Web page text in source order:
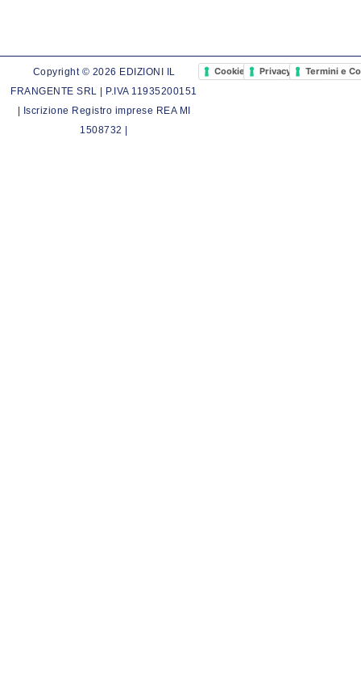
Copyright © 2026 EDIZIONI IL
FRANGENTE SRL | P.IVA 11935200151
| Iscrizione Registro imprese REA MI
1508732 |
Cookie PolicyPrivacy PolicyTermini e